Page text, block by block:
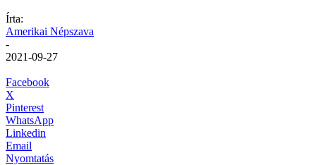
Írta:
Amerikai Népszava
-
2021-09-27
Facebook
X
Pinterest
WhatsApp
Linkedin
Email
Nyomtatás